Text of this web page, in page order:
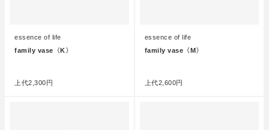
essence of life
family vase〈K〉
上代2,300円
essence of life
family vase〈M〉
上代2,600円